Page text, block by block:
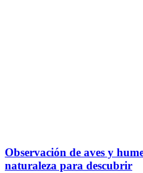
Observación de aves y
naturaleza para descubrir